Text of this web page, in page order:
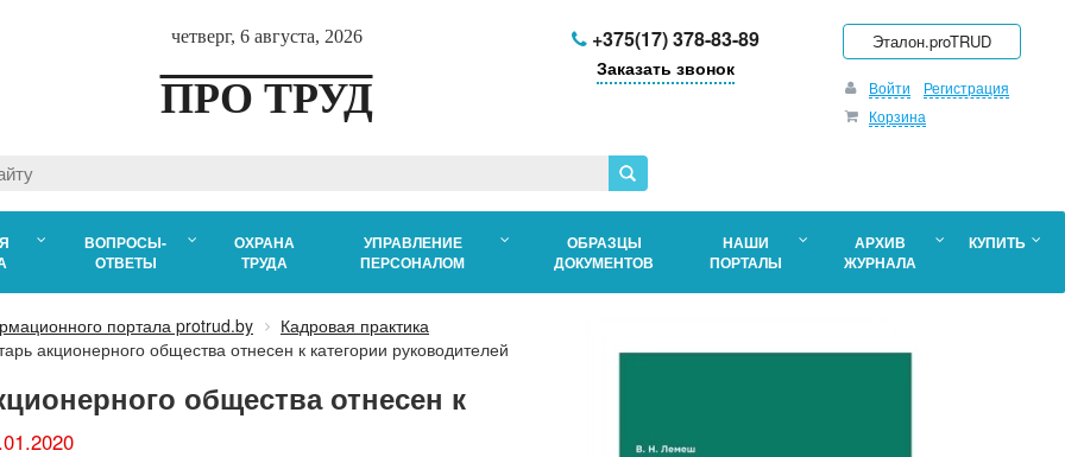
четверг, 6 августа, 2026
ПРО ТРУД
+375(17) 378-83-89
Заказать звонок
Эталон.proTRUD
Войти
Регистрация
Корзина
ВОПРОСЫ-
ОТВЕТЫ
ОХРАНА
ТРУДА
УПРАВЛЕНИЕ
ПЕРСОНАЛОМ
ОБРАЗЦЫ
ДОКУМЕНТОВ
НАШИ
ПОРТАЛЫ
АРХИВ
ЖУРНАЛА
КУПИТЬ
портала protrud.by
Кадровая практика
акционерного общества отнесен к категории руководителей
общества отнесен к